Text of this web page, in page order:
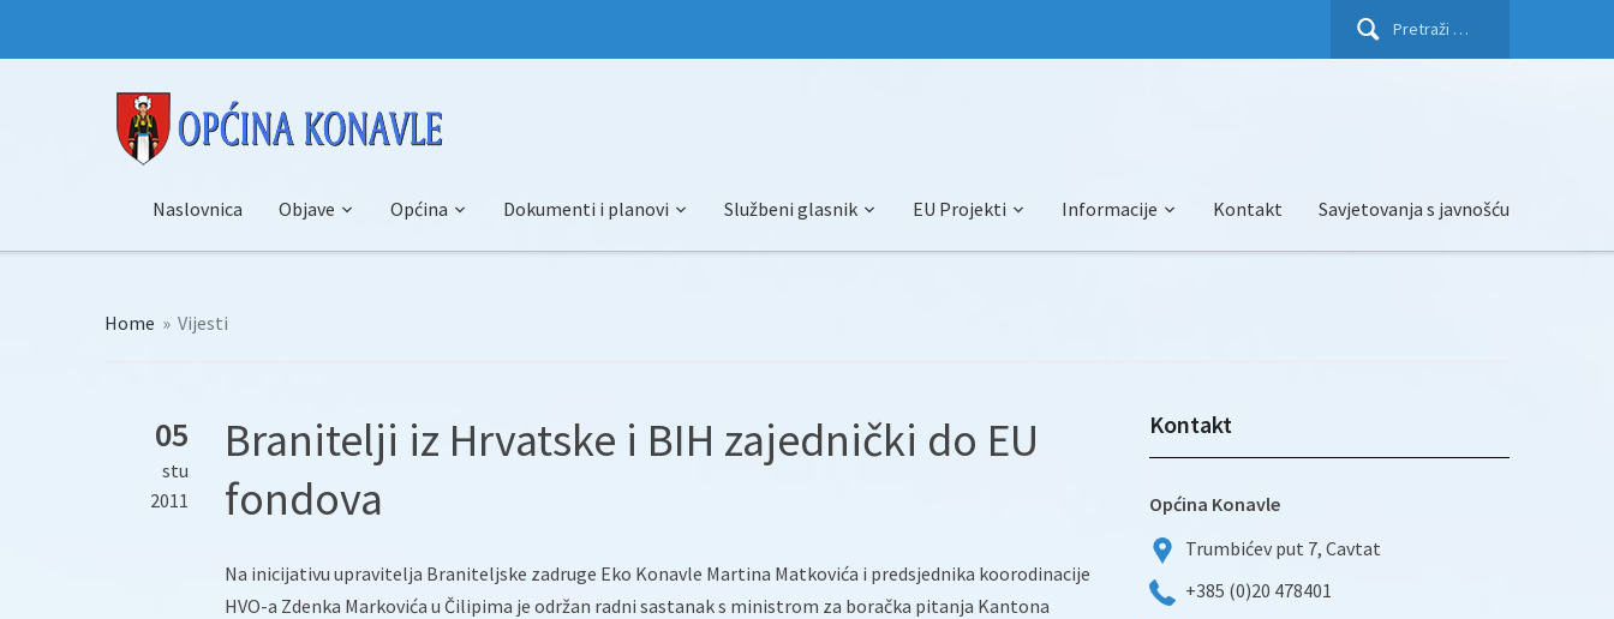
Pretraži:
Naslovnica Objave Općina Dokumenti i planovi Službeni glasnik EU Projekti Informacije Kontakt Savjetovanja s javnošću
Home » Vijesti
05
stu
2011
Branitelji iz Hrvatske i BIH zajednički do EU
fondova
Na inicijativu upravitelja Braniteljske zadruge Eko Konavle Martina Matkovića i predsjednika koorodinacije
HVO-a Zdenka Markovića u Čilipima je održan radni sastanak s ministrom za boračka pitanja Kantona
Kontakt
Općina Konavle
Trumbićev put 7, Cavtat
+385 (0)20 478401